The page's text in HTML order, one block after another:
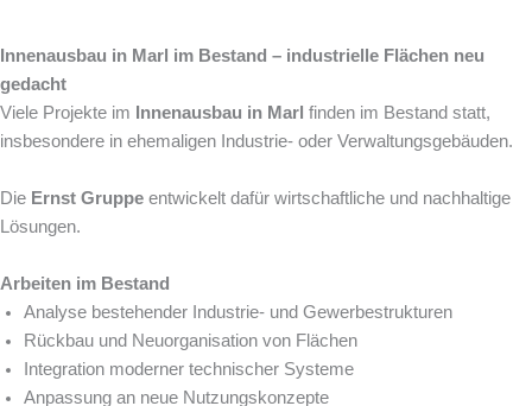
Innenausbau in Marl im Bestand – industrielle Flächen neu
gedacht
Viele Projekte im
Innenausbau in Marl finden im Bestand statt,
insbesondere in ehemaligen Industrie- oder Verwaltungsgebäuden.
Die Ernst Gruppe entwickelt dafür wirtschaftliche und nachhaltige
Lösungen.
Arbeiten im Bestand
Analyse bestehender Industrie- und Gewerbestrukturen
Rückbau und Neuorganisation von Flächen
Integration moderner technischer Systeme
Anpassung an neue Nutzungskonzepte